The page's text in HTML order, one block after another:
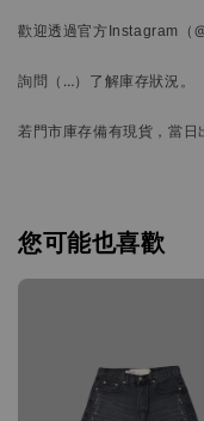
歡迎透過官方Instagram
詢問 （…） 了解庫存狀況。
若門市庫存備有現貨，當日
您可能也喜歡